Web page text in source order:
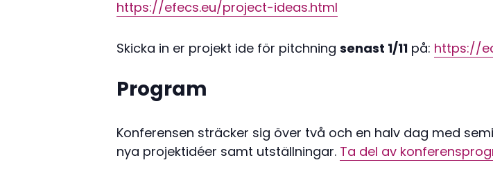
https://efecs.eu/project-ideas.html
Skicka in er projekt ide för pitchning senast 1/11 på: https://
Program
Konferensen sträcker sig över två och en halv dag med
nya projektidéer samt utställningar. Ta del av